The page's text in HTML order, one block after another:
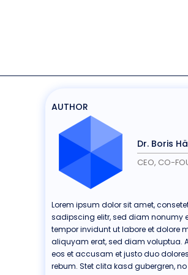
AUTHOR
Dr. Boris
CEO, CO-
Lorem ipsum dolor sit amet,
sadipscing elitr, sed diam nonumy
tempor invidunt ut labore et dolore
aliquyam erat, sed diam voluptua.
eos et accusam et justo duo
rebum. Stet clita kasd gubergren,